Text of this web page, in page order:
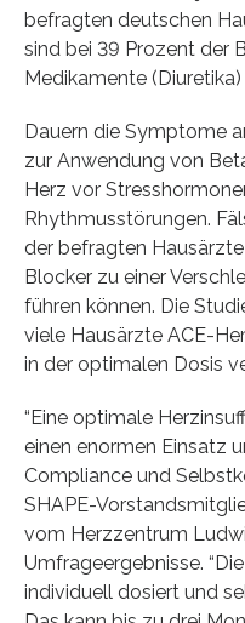
befragten deutschen
sind bei 39 Prozent der
Medikamente
Dauern die Symptome
zur Anwendung von
Herz vor
Rhythmusstörungen.
der befragten
Blocker zu einer
führen können. Die
viele Hausärzte ACE-
in der optimalen Dosis
“Eine optimale
einen enormen Einsatz
Compliance und
SHAPE-
vom Herzzentrum
Umfrageergebnisse.
individuell dosiert und